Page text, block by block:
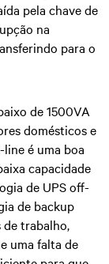
pela chave de
na
para o
de 1500VA
domésticos e
é uma boa
capacidade
de UPS off-
de backup
de trabalho,
uma falta de